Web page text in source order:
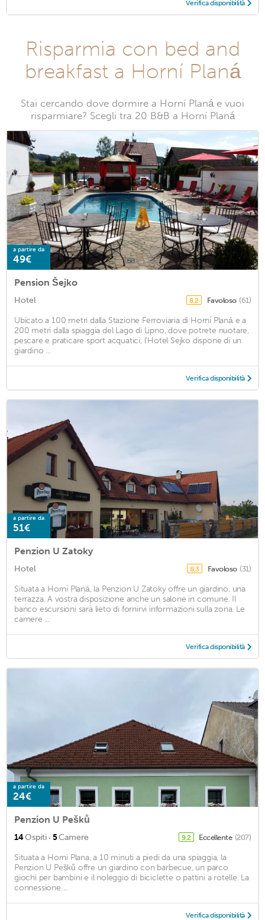
Verifica disponibilità
Risparmia con bed and
breakfast a Horní Planá
Stai cercando dove dormire a Horní Planá e vuoi
risparmiare? Scegli tra 20 B&B a Horní Planá
a partire da
49€
Pension Šejko
Hotel 8,2 Favoloso (61)
Ubicato a 100 metri dalla Stazione Ferroviaria di Horní Planá e a
200 metri dalla spiaggia del Lago di Lipno, dove potrete nuotare,
pescare e praticare sport acquatici, l'Hotel Sejko dispone di un
giardino ...
Verifica disponibilità
a partire da
51€
Penzion U Zatoky
Hotel 8,3 Favoloso (31)
Situata a Horní Planá, la Penzion U Zatoky offre un giardino, una
terrazza. A vostra disposizione anche un salone in comune. Il
banco escursioni sarà lieto di fornirvi informazioni sulla zona. Le
camere ...
Verifica disponibilità
a partire da
24€
Penzion U Pešků
14Ospiti · 5Camere 9,2 Eccellente (207)
Situata a Horni Plana, a 10 minuti a piedi da una spiaggia, la
Penzion U Pešků offre un giardino con barbecue, un parco
giochi per bambini e il noleggio di biciclette o pattini a rotelle. La
connessione ...
Verifica disponibilità